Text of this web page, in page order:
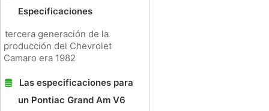
Especificaciones
tercera generación de la
producción del Chevrolet
Camaro era 1982
Las especificaciones para
un Pontiac Grand Am V6